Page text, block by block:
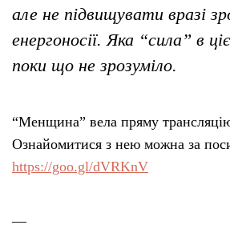
але не підвищувати вразі
енергоносії. Яка “сила” в
поки що не зрозуміло.
“Менщина” вела пряму трансляцію
Ознайомитися з нею можна за
https://goo.gl/dVRKnV
—